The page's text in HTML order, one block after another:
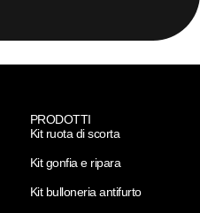
PRODOTTI
Kit ruota di scorta
Kit gonfia e ripara
Kit bulloneria antifurto